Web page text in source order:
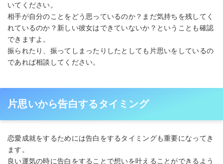
いてください。
相手が自分のことをどう思っているのか？まだ気持ちを残してく
れているのか？新しい彼女はできていないか？ということも確認
できますよ。
振られたり、振ってしまったりしたとしても片思いをしているの
であれば相談してください。
片思いから告白するタイミング
恋愛成就をするためには告白をするタイミングも重要になってき
ます。
良い運気の時に告白をすることで想いを叶えることができるよう